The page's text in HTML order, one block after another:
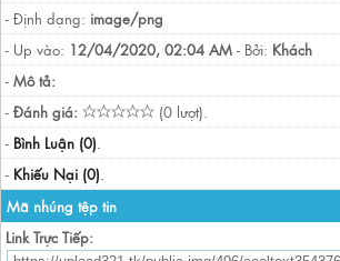
- Định dạng: image/png
- Up vào: 12/04/2020, 02:04 AM - Bởi: Khách
- Mô tả:
- Đánh giá:
(0 lượt).
- Bình Luận (0).
- Khiếu Nại (0).
Mã nhúng tệp tin
Link Trực Tiếp: